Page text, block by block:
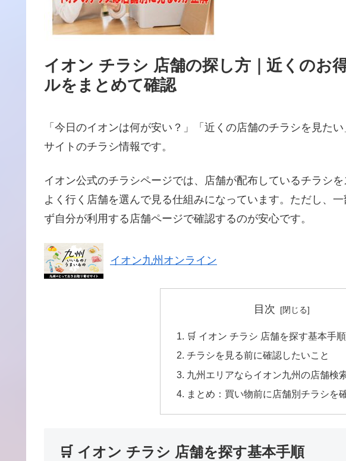
イオン チラシ 店舗の探し方｜近くのお
ルをまとめて確認
「今日のイオンは何が安い？」「近くの店舗のチラシを見た
サイトのチラシ情報です。
イオン公式のチラシページでは、店舗が配布しているチラシ
よく行く店舗を選んで見る仕組みになっています。ただし、
ず自分が利用する店舗ページで確認するのが安心です。
イオン九州オンライン
目次
🛒 イオン チラシ 店舗を探す基本手順
チラシを見る前に確認したいこと
九州エリアならイオン九州の店舗検
まとめ：買い物前に店舗別チラシを
🛒 イオン チラシ 店舗を探す基本手順